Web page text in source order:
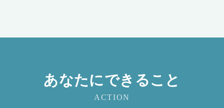
あなたにできること
ACTION